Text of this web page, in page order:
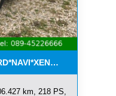
km, 218 PS,